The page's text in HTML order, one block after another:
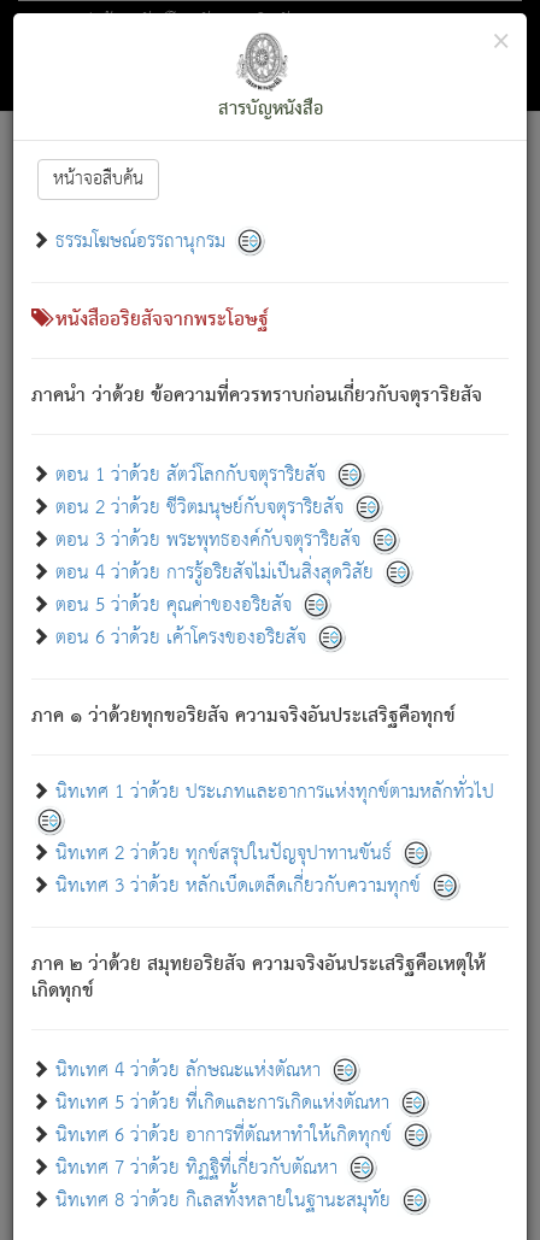
ตอน 1 ว่าด้วย สัตว์โลกกับจตุราริยสัจ
สารบัญ×
สารบัญหนังสือ
หน้าจอสืบค้น
ธรรมโฆษณ์อรรถานุกรม
หนังสืออริยสัจจากพระโอษฐ์
ภาคนำ ว่าด้วย ข้อความที่ควรทราบก่อนเกี่ยวกับจตุราริยสัจ
ตอน 1 ว่าด้วย สัตว์โลกกับจตุราริยสัจ
ตอน 2 ว่าด้วย ชีวิตมนุษย์กับจตุราริยสัจ
ตอน 3 ว่าด้วย พระพุทธองค์กับจตุราริยสัจ
ตอน 4 ว่าด้วย การรู้อริยสัจไม่เป็นสิ่งสุดวิสัย
ตอน 5 ว่าด้วย คุณค่าของอริยสัจ
ตอน 6 ว่าด้วย เค้าโครงของอริยสัจ
ภาค ๑ ว่าด้วยทุกขอริยสัจ ความจริงอันประเสริฐคือทุกข์
นิทเทศ 1 ว่าด้วย ประเภทและอาการแห่งทุกข์ตามหลักทั่วไป
นิทเทศ 2 ว่าด้วย ทุกข์สรุปในปัญจุปาทานขันธ์
นิทเทศ 3 ว่าด้วย หลักเบ็ดเตล็ดเกี่ยวกับความทุกข์
ภาค ๒ ว่าด้วย สมุทยอริยสัจ ความจริงอันประเสริฐคือเหตุให้
เกิดทุกข์
นิทเทศ 4 ว่าด้วย ลักษณะแห่งตัณหา
นิทเทศ 5 ว่าด้วย ที่เกิดและการเกิดแห่งตัณหา
นิทเทศ 6 ว่าด้วย อาการที่ตัณหาทำให้เกิดทุกข์
นิทเทศ 7 ว่าด้วย ทิฏฐิที่เกี่ยวกับตัณหา
นิทเทศ 8 ว่าด้วย กิเลสทั้งหลายในฐานะสมุทัย
Font :15 ]||
สัตว์โลกนี้ เกิดความเดือดร้อนแล้ว มีผัสสะบังหน้า
เขาสำคัญสิ่งใด โดยความเป็นประการใด แต่สิ่งนั้นย่อมเป็น
(ตามที่เป็นจริง) โดยประการอื่นจากที่เขาสำคัญนั้น
สัตว์โลกติดข้องอยู่ในภพ ถูกภพบังหน้าแล้ว มีภพโดยความ
เป็นอย่างอื่น (จากที่มันเป็นอยู่จริง) จึงได้เพลิดเพลินยิ่งนักในภพ
เขาเพลิดเพลินยิ่งนักในสิ่งใด สิ่งนั้นเป็นภัย (ที่เขาไม่รู้จัก)
เขากลัวต่อสิ่งใดสิ่งนั้นเป็นทุกข์
พรหมจรรย์นี้ อันบุคคลย่อมประพฤติ ก็เพื่อการละขาดซึ่ง
ภพ.
สมณะหรือพราหมณ์เหล่าใด กล่าวความหลุดพ้นจากภพว่า
มีได้เพราะภพ เรากล่าวว่า สมณะหรือพราหมณ์ทั้งปวงนั้น
มิใช่ผู้หลดพ้นจากภพ.
ภพ ว่ามีได้เพราะวิภพ[2]: เรากล่าวว่า สมณะหรือพราหมณ์ทั้ง
ปวงนั้น ก็ยังสลัดภพออกไปไม่ได้.
ก็ทุกข์นี้มีขึ้น เพราะอาศัยซึ่งอุปธิทั้งปวง.
เพราะความสิ้นไปแห่งอุปาทานทั้งปวง ความเกิดขึ้นแห่ง
ทุกข์จึงไม่มี.
ท่านจงดูโลกนี้เถิด (จะเห็นว่า) สัตว์ทั้งหลายอันอวิชาหนา
แน่นบังหนาแล้ว; และว่า สัตว์ผู้ยินดีในภพอันเป็นแล้วนั้น ย่อม
อันเป็นไปในที่หรือเวลาทั้งปวง[3]เพื่อความมีแห่งประโยชน์โดย
ประการทั้งปวง; ภพทั้งหลายทั้งหมดนั้น ไม่เที่ยง เป็นทุกข์ มี
ความแปรปรวนเป็นธรรมดา.
อย่างนี้อยู่; เขาย่อมละภวตัณหาได้ และไม่เพลิดเพลินวิภวตัณหา
ด้วย.
ความดับเพราะความสำรอกไม่เหลือ (แห่งภพทั้งหลาย)
เพราะความสิ้นไปแห่งตัณหาโดยประการทั้งปวง นั้นคือ
นิพพาน.
ภพใหม่ย่อมไม่มีแก่ภิกษุนั้น ผู้ดับเย็นสนิทแล้ว เพราะไม่มี